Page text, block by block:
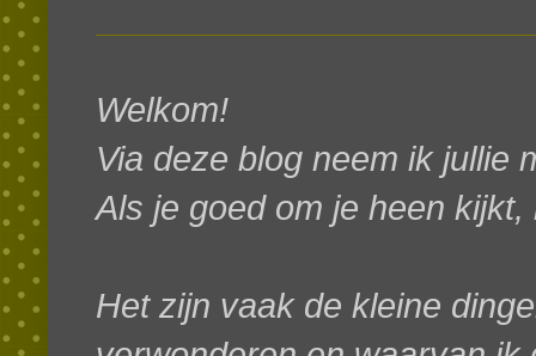
Welkom!
Via deze blog neem ik jullie
Als je goed om je heen
Het zijn vaak de kleine